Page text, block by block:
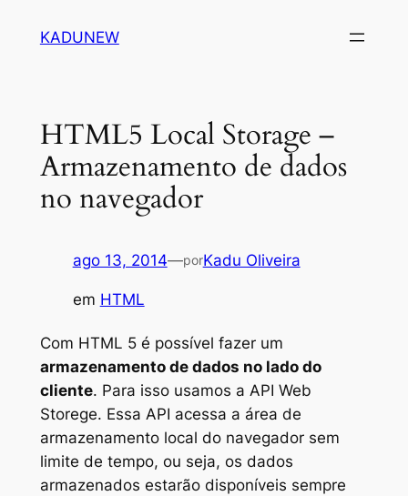
KADUNEW
HTML5 Local Storage –
Armazenamento de dados
no navegador
ago 13, 2014—porKadu Oliveira
em HTML
Com HTML 5 é possível fazer um
armazenamento de dados no lado do
cliente. Para isso usamos a API Web
Storege. Essa API acessa a área de
armazenamento local do navegador sem
limite de tempo, ou seja, os dados
armazenados estarão disponíveis sempre